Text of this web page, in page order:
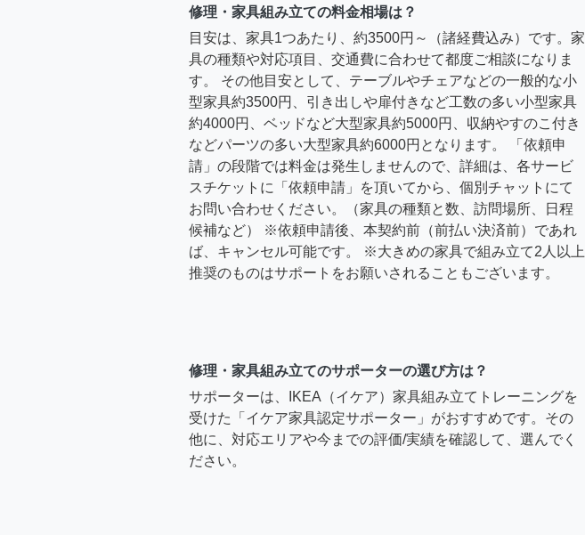
修理・家具組み立ての料金相場は？
目安は、家具1つあたり、約3500円～（諸経費込み）です。家
具の種類や対応項目、交通費に合わせて都度ご相談になりま
す。 その他目安として、テーブルやチェアなどの一般的な小
型家具約3500円、引き出しや扉付きなど工数の多い小型家具
約4000円、ベッドなど大型家具約5000円、収納やすのこ付き
などパーツの多い大型家具約6000円となります。 「依頼申
請」の段階では料金は発生しませんので、詳細は、各サービ
スチケットに「依頼申請」を頂いてから、個別チャットにて
お問い合わせください。（家具の種類と数、訪問場所、日程
候補など） ※依頼申請後、本契約前（前払い決済前）であれ
ば、キャンセル可能です。 ※大きめの家具で組み立て2人以上
推奨のものはサポートをお願いされることもございます。
修理・家具組み立てのサポーターの選び方は？
サポーターは、IKEA（イケア）家具組み立てトレーニングを
受けた「イケア家具認定サポーター」がおすすめです。その
他に、対応エリアや今までの評価/実績を確認して、選んでく
ださい。